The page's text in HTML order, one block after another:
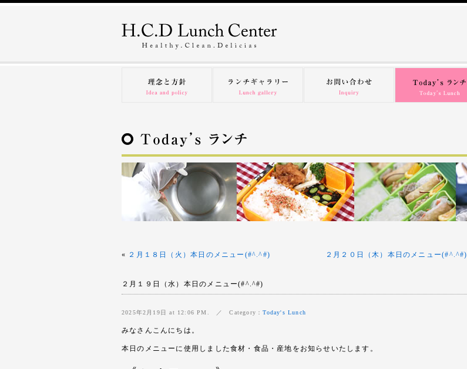
« ２月１８日（火）本日のメニュー(#^.^#) ２月２０日（木）本日のメニュー(#^.^#)
２月１９日（水）本日のメニュー(#^.^#)
2025年2月19日 at 12:06 PM. ／ Category：Today's Lunch
みなさんこんにちは。
本日のメニューに使用しました食材・食品・産地をお知らせいたします。